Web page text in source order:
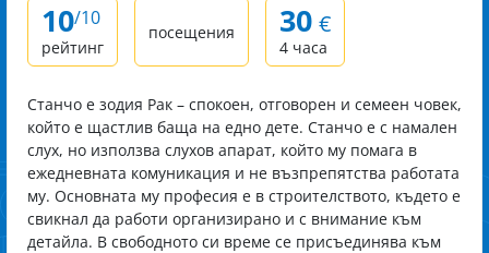
10/10
рейтинг
посещения 30 €
4 часа
Станчо е зодия Рак – спокоен, отговорен и семеен човек,
който е щастлив баща на едно дете. Станчо е с намален
слух, но използва слухов апарат, който му помага в
ежедневната комуникация и не възпрепятства работата
му. Основната му професия е в строителството, където е
свикнал да работи организирано и с внимание към
детайла. В свободното си време се присъединява към